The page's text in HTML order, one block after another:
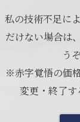
私の技術不足に
だけない場合は
う
※赤字覚悟の価
変更・終了す